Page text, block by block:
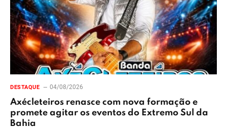
DESTAQUE 04/08/2026
Axécleteiros renasce com nova formação e
promete agitar os eventos do Extremo Sul da
Bahia